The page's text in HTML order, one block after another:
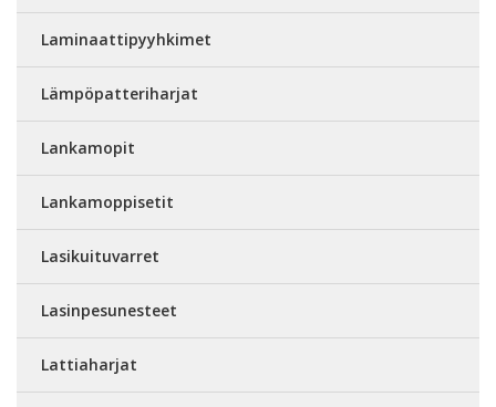
Laminaattipyyhkimet
Lämpöpatteriharjat
Lankamopit
Lankamoppisetit
Lasikuituvarret
Lasinpesunesteet
Lattiaharjat